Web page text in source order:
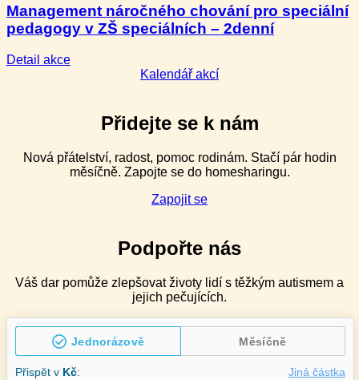
(funkční
hodnocení)
Management náročného chování pro speciální
pedagogy v ZŠ speciálních – 2denní
Detail akce:
Management
speciální
v ZŠ
speciálních
Kalendář akcí
Přidejte se k nám
Nová přátelství, radost, pomoc rodinám. Stačí pár hodin
měsíčně. Zapojte se do homesharingu.
Zapojit se
Podpořte nás
Váš dar pomůže zlepšovat životy lidí s těžkým autismem a
jejich pečujících.